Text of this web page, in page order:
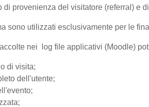
di provenienza del visitatore (referral) e
sono utilizzati esclusivamente per le
nei log file applicativi (Moodle)
di visita;
dell'utente;